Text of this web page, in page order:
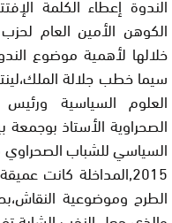
الكوهن الأمين العام
خلالها لأهمية موضوع
سيما خطب جلالة
العلوم السياسية
الصحراوية الأستاذ
2015,المداخلة كانت
الطرح وموضوعية